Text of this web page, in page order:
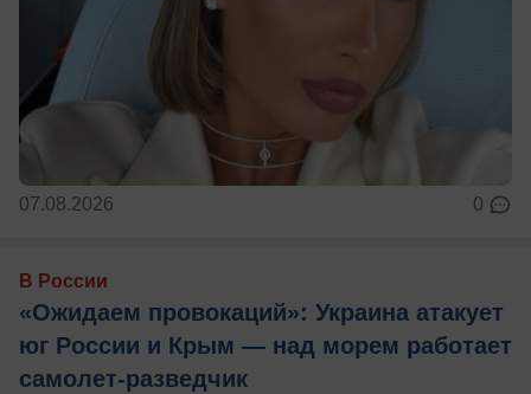
07.08.2026 0
В России
«Ожидаем провокаций»: Украина атакует
юг России и Крым — над морем работает
самолет-разведчик